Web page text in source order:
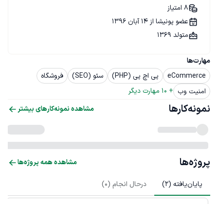
مهارت‌ها
eCommerce
پی اچ پی (PHP) سئو (SEO)
فروشگاه
امنیت وب +
10 مهارت دیگر
8 امتیاز
عضو پونیشا از 14 آبان 1396
متولد 1369
نمونه‌کارها مشاهده نمونه‌کارهای بیشتر
پروژه‌ها مشاهده همه پروژه‌ها
پایان‌یافته (2
) درحال انجام (0
)